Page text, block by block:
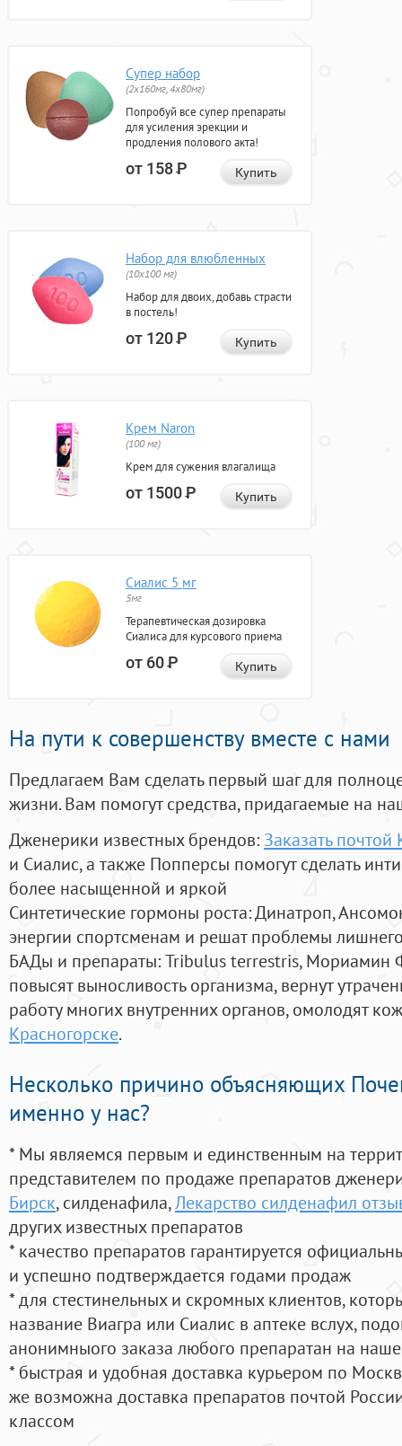
Супер набор
(2х160мг, 4х80мг)
Попробуй все супер препараты
для усиления эрекции и
продления полового акта!
от 158Р Купить
Набор для влюбленных
(10х100 мг)
Набор для двоих, добавь страсти
в постель!
от 120Р Купить
Крем Naron
(100 мг)
Крем для сужения влагалища
от 1500Р Купить
Сиалис 5 мг
5мг
Терапевтическая дозировка
Сиалиса для курсового приема
от 60Р Купить
На пути к совершенству вместе с нами
Предлагаем Вам сделать первый шаг для
жизни. Вам помогут средства, придагаемые на
Дженерики известных брендов: Заказать
и Сиалис, а также Попперсы помогут сделать
более насыщенной и яркой
Синтетические гормоны роста: Динатроп,
энергии спортсменам и решат проблемы
БАДы и препараты:Tribulus terrestris, Мориамин
повысят выносливость организма, вернут
работу многих внутренних органов, омолодят
Красногорске.
Несколько причино объясняющих
именно у нас?
* Мы являемся первым и единственным на
представителем по продаже препаратов
Бирск, силденафила,Лекарство силденафил
других известных препаратов
* качество препаратов гарантируется
и успешно подтверждается годами продаж
* для стестинельных и скромных клиентов,
название Виагра или Сиалис в аптеке вслух,
анонимныого заказа любого препаратан на
* быстрая и удобная доставка курьером по
же возможна доставка препаратов почтой
классом